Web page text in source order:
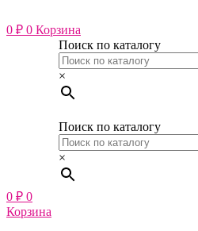
к
содержимому
0 ₽ 0 Корзина
Поиск по каталогу
×
Поиск по каталогу
×
0 ₽ 0
Корзина